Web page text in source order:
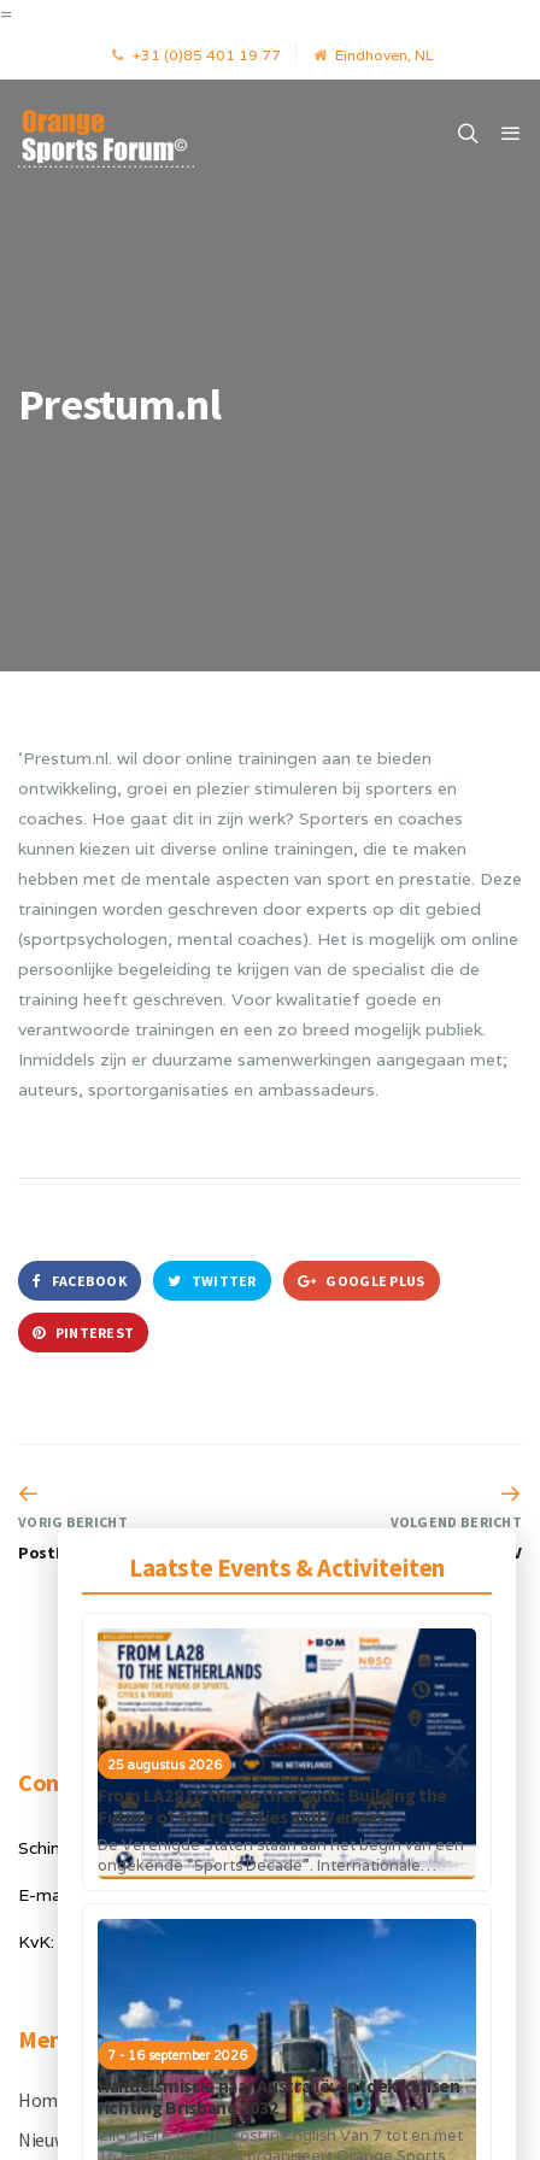
Laatste Events & Activiteiten
25 augustus 2026
From LA28 to the Netherlands: Building the
Future of Sports, Cities and Venues
De Verenigde Staten staan aan het begin van een
ongekende “Sports Decade”. Internationale
topsportevenementen en grote investeringen in
7 - 16 september 2026
Handelsmissie naar Australië: ontdek kansen
richting Brisbane 2032
Click here for the post in English Van 7 tot en met
16 september 2026 organiseert Orange Sports
=
+31 (0)85 401 19 77 Eindhoven, NL
Prestum.nl
‘Prestum.nl. wil door online trainingen aan te bieden
ontwikkeling, groei en plezier stimuleren bij sporters en
coaches. Hoe gaat dit in zijn werk? Sporters en coaches
kunnen kiezen uit diverse online trainingen, die te maken
hebben met de mentale aspecten van sport en prestatie. Deze
trainingen worden geschreven door experts op dit gebied
(sportpsychologen, mental coaches). Het is mogelijk om online
persoonlijke begeleiding te krijgen van de specialist die de
training heeft geschreven. Voor kwalitatief goede en
verantwoorde trainingen en een zo breed mogelijk publiek.
Inmiddels zijn er duurzame samenwerkingen aangegaan met;
auteurs, sportorganisaties en ambassadeurs.
FACEBOOK TWITTER GOOGLE PLUS
PINTEREST
VORIG BERICHT
PostNL
VOLGEND BERICHT
PSV
Contact
Schimmelt 40, 5611 ZX Eindhoven
E-mail: info@orangesportsforum.com
KvK: 50334905
Menu
Home
Nieuws